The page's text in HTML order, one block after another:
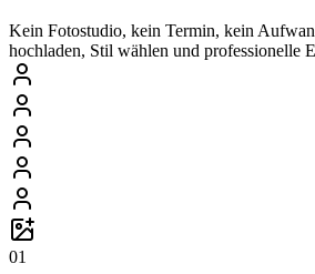
Kein Fotostudio, kein Termin, kein
hochladen, Stil wählen und professionelle
01